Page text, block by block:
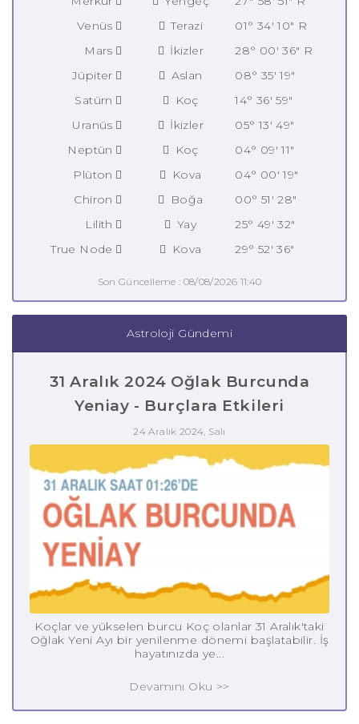
Venüs
Terazi
01° 34' 10" R
Mars
İkizler
28° 00' 36" R
Jüpiter
Aslan
08° 35' 19"
Satürn
Koç
14° 36' 59"
Uranüs
İkizler
05° 13' 49"
Neptün
Koç
04° 09' 11"
Plüton
Kova
04° 00' 19"
Chiron
Boğa
00° 51' 28"
Lilith
Yay
25° 49' 32"
True Node
Kova 29° 52' 36"
Son Güncelleme : 08/08/2026 11:40
Astroloji Gündemi
31 Aralık 2024 Oğlak Burcunda
Yeniay - Burçlara Etkileri
24 Aralık 2024, Salı
Koçlar ve yükselen burcu Koç olanlar 31 Aralık'taki
Oğlak Yeni Ayı bir yenilenme dönemi başlatabilir. İş
hayatınızda ye...
Devamını Oku >>